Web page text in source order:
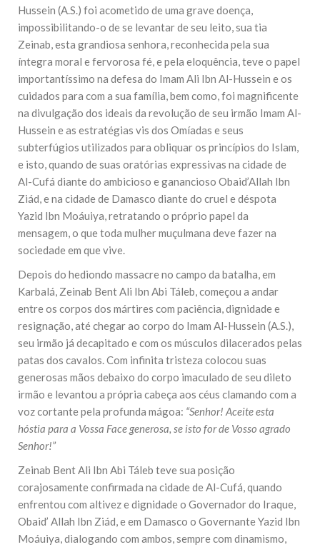
Hussein (A.S.) foi acometido de uma grave doença,
impossibilitando-o de se levantar de seu leito, sua tia
Zeinab, esta grandiosa senhora, reconhecida pela sua
íntegra moral e fervorosa fé, e pela eloquência, teve o papel
importantíssimo na defesa do Imam Ali Ibn Al-Hussein e os
cuidados para com a sua família, bem como, foi magnificente
na divulgação dos ideais da revolução de seu irmão Imam Al-
Hussein e as estratégias vis dos Omíadas e seus
subterfúgios utilizados para obliquar os princípios do Islam,
e isto, quando de suas oratórias expressivas na cidade de
Al-Cufá diante do ambicioso e ganancioso Obaid’Allah Ibn
Ziád, e na cidade de Damasco diante do cruel e déspota
Yazid Ibn Moáuiya, retratando o próprio papel da
mensagem, o que toda mulher muçulmana deve fazer na
sociedade em que vive.
Depois do hediondo massacre no campo da batalha, em
Karbalá, Zeinab Bent Ali Ibn Abi Táleb, começou a andar
entre os corpos dos mártires com paciência, dignidade e
resignação, até chegar ao corpo do Imam Al-Hussein (A.S.),
seu irmão já decapitado e com os músculos dilacerados pelas
patas dos cavalos. Com infinita tristeza colocou suas
generosas mãos debaixo do corpo imaculado de seu dileto
irmão e levantou a própria cabeça aos céus clamando com a
voz cortante pela profunda mágoa: “Senhor! Aceite esta
hóstia para a Vossa Face generosa, se isto for de Vosso agrado
Senhor!”
Zeinab Bent Ali Ibn Abi Táleb teve sua posição
corajosamente confirmada na cidade de Al-Cufá, quando
enfrentou com altivez e dignidade o Governador do Iraque,
Obaid’ Allah Ibn Ziád, e em Damasco o Governante Yazid Ibn
Moáuiya, dialogando com ambos, sempre com dinamismo,